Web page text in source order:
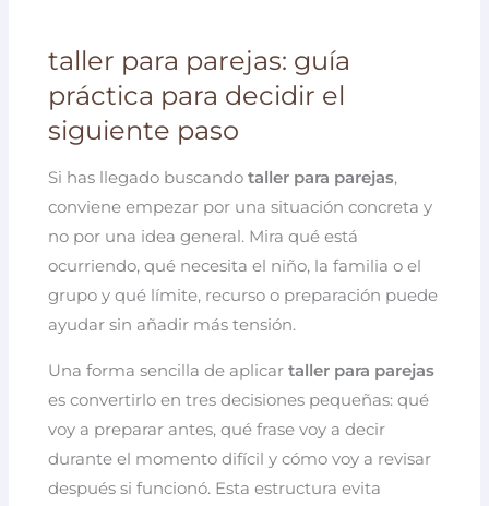
taller para parejas: guía
práctica para decidir el
siguiente paso
Si has llegado buscandotaller para parejas,
conviene empezar por una situación concreta y
no por una idea general. Mira qué está
ocurriendo, qué necesita el niño, la familia o el
grupo y qué límite, recurso o preparación puede
ayudar sin añadir más tensión.
Una forma sencilla de aplicartaller para parejas
es convertirlo en tres decisiones pequeñas: qué
voy a preparar antes, qué frase voy a decir
durante el momento difícil y cómo voy a revisar
después si funcionó. Esta estructura evita